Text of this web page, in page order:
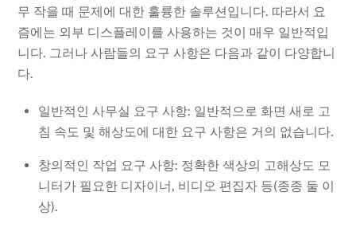
무 작을 때 문제에 대한 훌륭한 솔루션입니다. 따라서 요
즘에는 외부 디스플레이를 사용하는 것이 매우 일반적입
니다. 그러나 사람들의 요구 사항은 다음과 같이 다양합니
다.
일반적인 사무실 요구 사항: 일반적으로 화면 새로 고
침 속도 및 해상도에 대한 요구 사항은 거의 없습니다.
창의적인 작업 요구 사항: 정확한 색상의 고해상도 모
니터가 필요한 디자이너, 비디오 편집자 등(종종 둘 이
상).